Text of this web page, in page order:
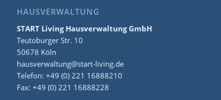
HAUSVERWALTUNG
START Living Hausverwaltung GmbH
Teutoburger Str. 10
50678 Köln
hausverwaltung@start-living.de
Telefon: +49 (0) 221 16888210
Fax: +49 (0) 221 16888228